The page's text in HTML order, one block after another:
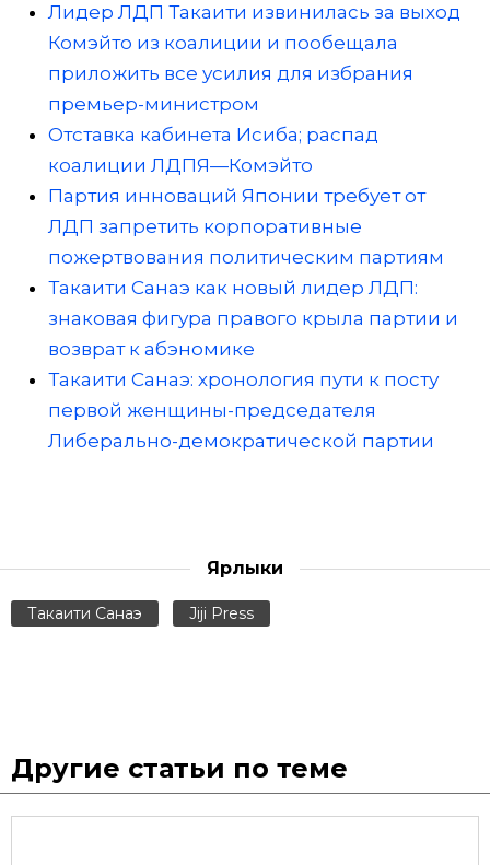
Лидер ЛДП Такаити извинилась за выход
Комэйто из коалиции и пообещала
приложить все усилия для избрания
премьер-министром
Отставка кабинета Исиба; распад
коалиции ЛДПЯ—Комэйто
Партия инноваций Японии требует от
ЛДП запретить корпоративные
пожертвования политическим партиям
Такаити Санаэ как новый лидер ЛДП:
знаковая фигура правого крыла партии и
возврат к абэномике
Такаити Санаэ: хронология пути к посту
первой женщины-председателя
Либерально-демократической партии
Ярлыки
Такаити Санаэ Jiji Press
Другие статьи по теме